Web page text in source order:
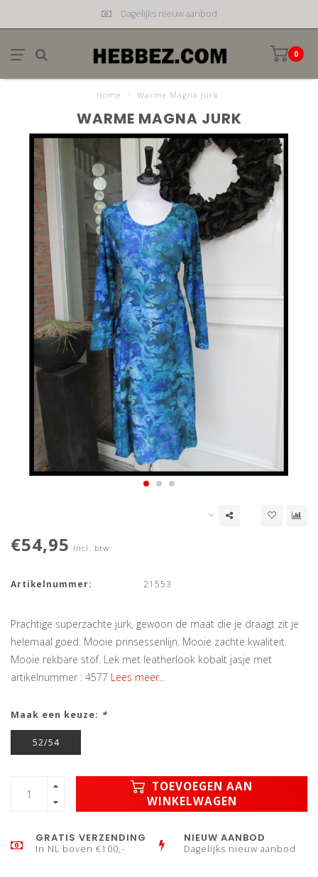
Dagelijks nieuw aanbod
0
Home Warme Magna Jurk
WARME MAGNA JURK
€54,95 Incl. btw
Artikelnummer: 21553
Prachtige superzachte jurk, gewoon de maat die je draagt zit je
helemaal goed. Mooie prinsessenlijn. Mooie zachte kwaliteit.
Mooie rekbare stof. Lek met leatherlook kobalt jasje met
artikelnummer : 4577 Lees meer..
Maak een keuze: *
52/54
TOEVOEGEN AAN
WINKELWAGEN
GRATIS VERZENDING
In NL boven €100,-
NIEUW AANBOD
Dagelijks nieuw aanbod